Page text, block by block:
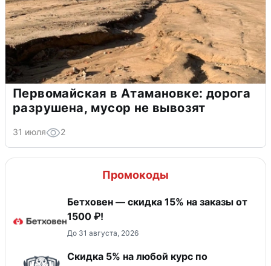
Первомайская в Атамановке: дорога
разрушена, мусор не вывозят
31 июля 2
Промокоды
Бетховен — скидка 15% на заказы от
1500 ₽!
До 31 августа, 2026
Скидка 5% на любой курс по